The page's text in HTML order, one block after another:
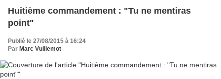
Huitième commandement : "Tu ne mentiras
point"
Publié le 27/08/2015 à 16:24
Par Marc Vuillemot